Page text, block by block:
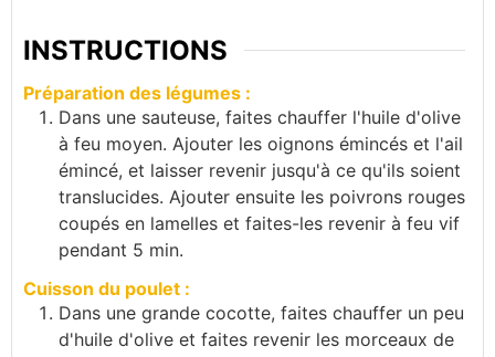
INSTRUCTIONS
Préparation des légumes :
Dans une sauteuse, faites chauffer l'huile d'olive
à feu moyen. Ajouter les oignons émincés et l'ail
émincé, et laisser revenir jusqu'à ce qu'ils soient
translucides. Ajouter ensuite les poivrons rouges
coupés en lamelles et faites-les revenir à feu vif
pendant 5 min.
Cuisson du poulet :
Dans une grande cocotte, faites chauffer un peu
d'huile d'olive et faites revenir les morceaux de